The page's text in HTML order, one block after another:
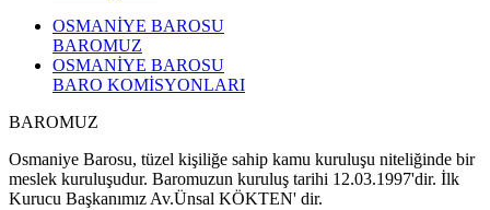
OSMANİYE BAROSU
BAROMUZ
OSMANİYE BAROSU
BARO KOMİSYONLARI
BAROMUZ
Osmaniye Barosu, tüzel kişiliğe sahip kamu kuruluşu niteliğinde bir
meslek kuruluşudur. Baromuzun kuruluş tarihi 12.03.1997'dir. İlk
Kurucu Başkanımız Av.Ünsal KÖKTEN' dir.